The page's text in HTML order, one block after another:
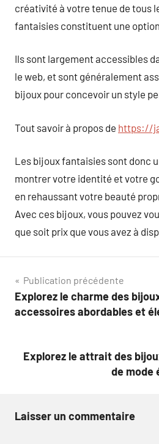
créativité à votre tenue de tous
fantaisies constituent une
Ils sont largement accessibles
le web, et sont généralement
bijoux pour concevoir un style
Tout savoir à propos de https://
Les bijoux fantaisies sont donc
montrer votre identité et votre
en rehaussant votre beauté
Avec ces bijoux, vous pouvez
que soit prix que vous avez à
Navigation
de
Publication précédente
Explorez le charme des
accessoires abordables et
Explorez le attrait des
de mode
Laisser un commentaire